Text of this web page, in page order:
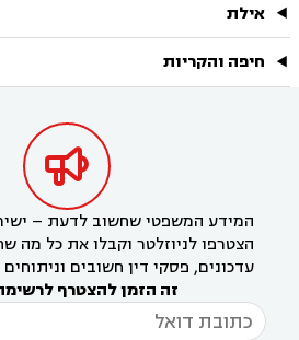
אילת
חיפה והקריות

המידע המשפטי שחשוב לדעת –
הצטרפו לניוזלטר וקבלו את כל מה
עדכונים, פסקי דין חשובים
זה הזמן להצטרף